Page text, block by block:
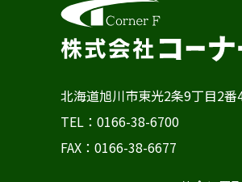
北海道旭川市東光2条9丁目2番
TEL：0166-38-6700
FAX：0166-38-6677